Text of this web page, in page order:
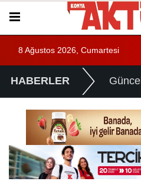
8 Ağustos 2026, Cumartesi
HABERLER Güncel